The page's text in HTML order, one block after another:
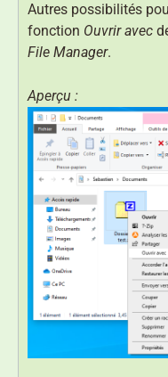
Autres possibilités
fonction Ouvrir avec
File Manager.
Aperçu :